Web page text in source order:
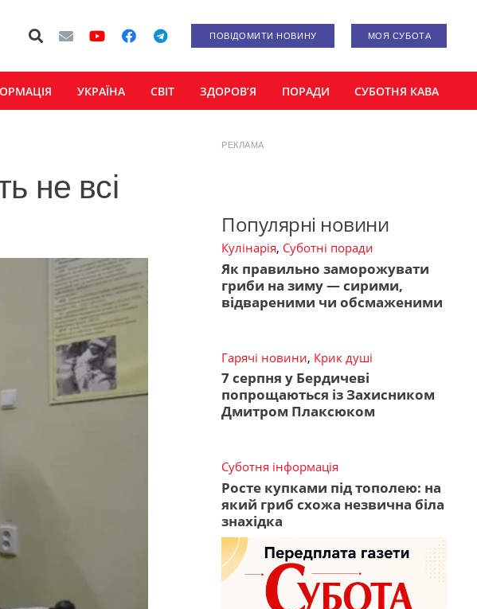
ПОВІДОМИТИ НОВИНУ МОЯ СУБОТА
УКРАЇНА СВІТ ЗДОРОВ’Я ПОРАДИ СУБОТНЯ КАВА
не всі
РЕКЛАМА
Популярні новини
Кулінарія, Суботні поради
Як правильно заморожувати
гриби на зиму — сирими,
відвареними чи обсмаженими
Гарячі новини, Крик душі
7 серпня у Бердичеві
попрощаються із Захисником
Дмитром Плаксюком
Суботня інформація
Росте купками під тополею: на
який гриб схожа незвична біла
знахідка